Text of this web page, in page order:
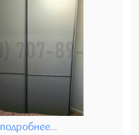
подробнее...